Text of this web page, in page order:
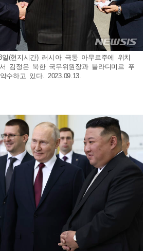
일(현지시간) 러시아 극동 아무르주에 위치
김정은 북한 국무위원장과 블라디미르 푸
수하고 있다. 2023.09.13.